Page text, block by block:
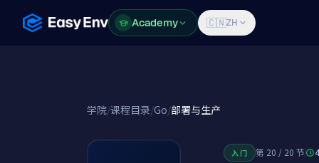
Academy
Academy 🇨🇳ZH
学院/课程目录/Go/部署与生产
入门 第 20 / 20 节